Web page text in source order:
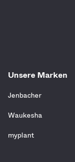
Unsere Marken
Jenbacher
Waukesha
myplant